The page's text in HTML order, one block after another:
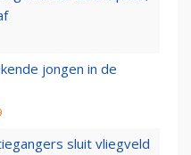
jongen in de
sluit vliegveld